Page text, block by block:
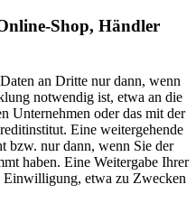
Shop, Händler
an Dritte nur dann, wenn
notwendig ist, etwa an die
Unternehmen oder das mit der
Eine weitergehende
bzw. nur dann, wenn Sie der
haben. Eine Weitergabe Ihrer
Einwilligung, etwa zu Zwecken